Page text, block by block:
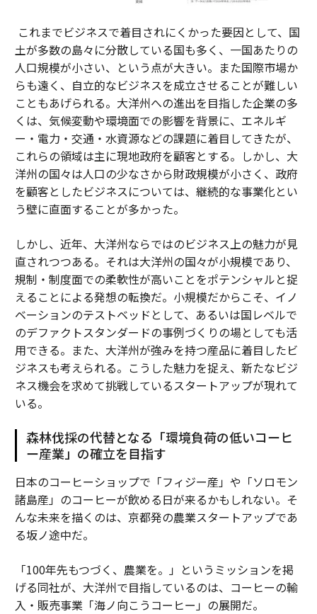
これまでビジネスで着目されにくかった要因として、国
土が多数の島々に分散している国も多く、一国あたりの
人口規模が小さい、という点が大きい。また国際市場か
らも遠く、自立的なビジネスを成立させることが難しい
こともあげられる。大洋州への進出を目指した企業の多
くは、気候変動や環境面での影響を背景に、エネルギ
ー・電力・交通・水資源などの課題に着目してきたが、
これらの領域は主に現地政府を顧客とする。しかし、大
洋州の国々は人口の少なさから財政規模が小さく、政府
を顧客としたビジネスについては、継続的な事業化とい
う壁に直面することが多かった。
しかし、近年、大洋州ならではのビジネス上の魅力が見
直されつつある。それは大洋州の国々が小規模であり、
規制・制度面での柔軟性が高いことをポテンシャルと捉
えることによる発想の転換だ。小規模だからこそ、イノ
ベーションのテストベッドとして、あるいは国レベルで
のデファクトスタンダードの事例づくりの場としても活
用できる。また、大洋州が強みを持つ産品に着目したビ
ジネスも考えられる。こうした魅力を捉え、新たなビジ
ネス機会を求めて挑戦しているスタートアップが現れて
いる。
森林伐採の代替となる「環境負荷の低いコーヒ
ー産業」の確立を目指す
日本のコーヒーショップで「フィジー産」や「ソロモン
諸島産」のコーヒーが飲める日が来るかもしれない。そ
んな未来を描くのは、京都発の農業スタートアップであ
る坂ノ途中だ。
「100年先もつづく、農業を。」というミッションを掲
げる同社が、大洋州で目指しているのは、コーヒーの輸
入・販売事業「海ノ向こうコーヒー」の展開だ。